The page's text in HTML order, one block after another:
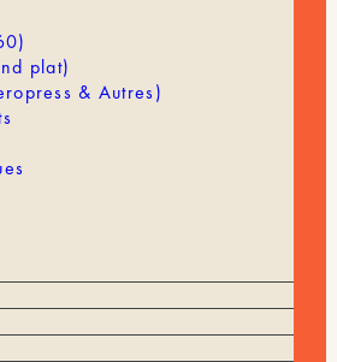
plat)
& Autres)
DÉTARTRANT 125 ML (X2)
Durgol